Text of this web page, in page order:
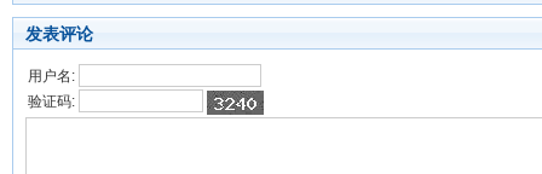
发表评论
用户名:
验证码: